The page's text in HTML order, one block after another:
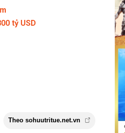
tỷ USD